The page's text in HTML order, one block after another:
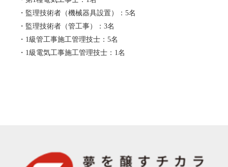
・監理技術者（機械器具設置）：5名
・監理技術者（管工事）：3名
・1級管工事施工管理技士：5名
・1級電気工事施工管理技士：1名